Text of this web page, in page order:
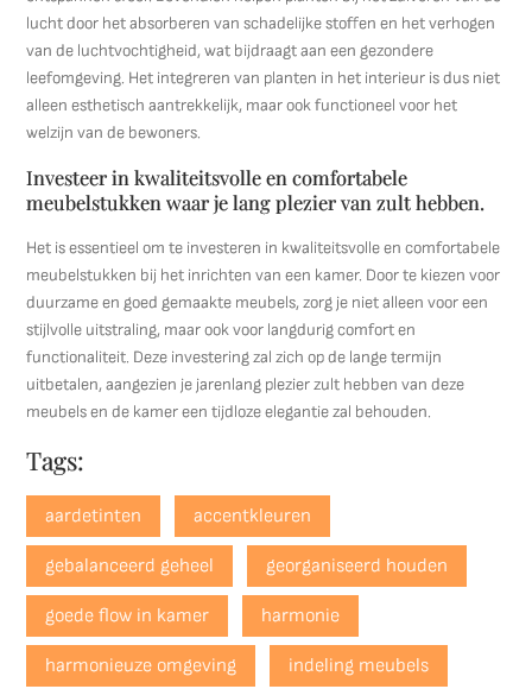
lucht door het absorberen van schadelijke stoffen en het verhogen
van de luchtvochtigheid, wat bijdraagt aan een gezondere
leefomgeving. Het integreren van planten in het interieur is dus niet
alleen esthetisch aantrekkelijk, maar ook functioneel voor het
welzijn van de bewoners.
Investeer in kwaliteitsvolle en comfortabele
meubelstukken waar je lang plezier van zult hebben.
Het is essentieel om te investeren in kwaliteitsvolle en comfortabele
meubelstukken bij het inrichten van een kamer. Door te kiezen voor
duurzame en goed gemaakte meubels, zorg je niet alleen voor een
stijlvolle uitstraling, maar ook voor langdurig comfort en
functionaliteit. Deze investering zal zich op de lange termijn
uitbetalen, aangezien je jarenlang plezier zult hebben van deze
meubels en de kamer een tijdloze elegantie zal behouden.
Tags:
aardetinten accentkleuren
gebalanceerd geheel georganiseerd houden
goede flow in kamer harmonie
harmonieuze omgeving indeling meubels